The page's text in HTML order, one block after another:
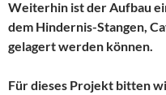
Weiterhin ist der Aufbau
dem Hindernis-Stangen,
gelagert werden können.
Für dieses Projekt bitten